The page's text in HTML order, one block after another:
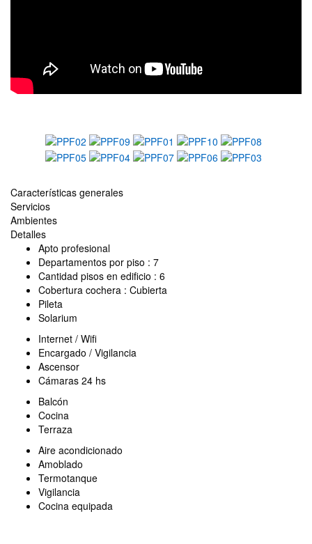
Características generales
Servicios
Ambientes
Detalles
Apto profesional
Departamentos por piso : 7
Cantidad pisos en edificio : 6
Cobertura cochera : Cubierta
Pileta
Solarium
Internet / Wifi
Encargado / Vigilancia
Ascensor
Cámaras 24 hs
Balcón
Cocina
Terraza
Aire acondicionado
Amoblado
Termotanque
Vigilancia
Cocina equipada